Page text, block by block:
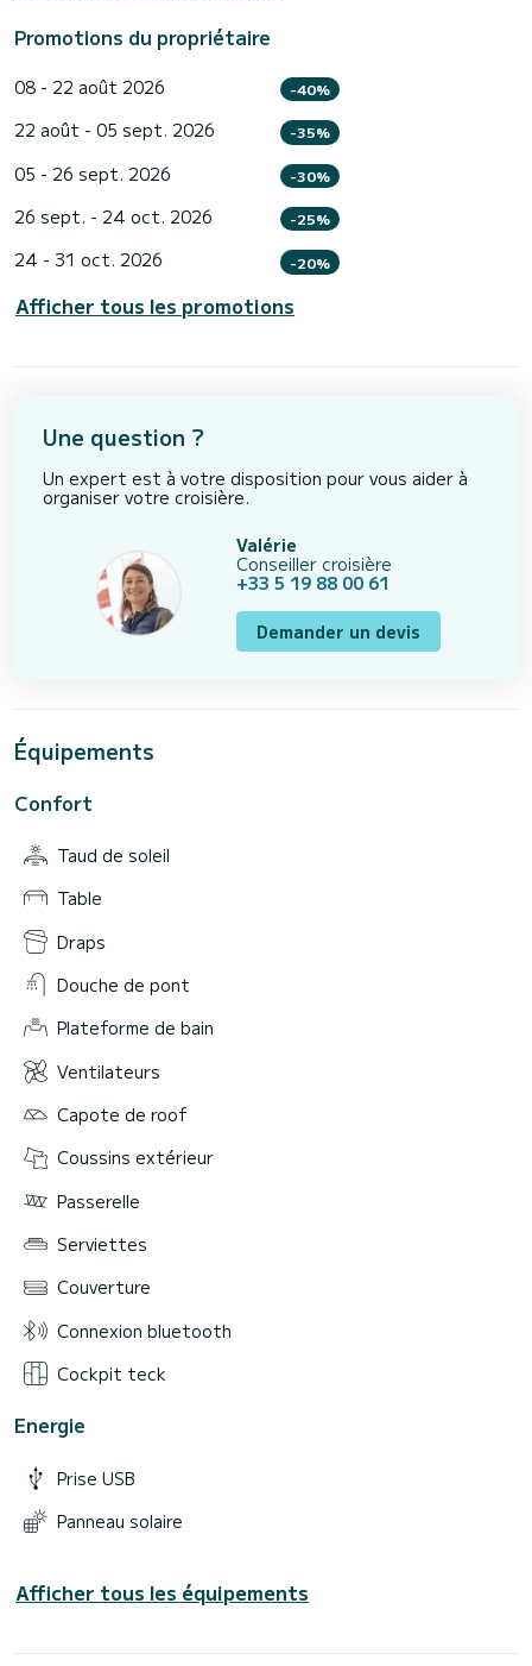
Promotions du propriétaire
08 - 22 août 2026 -40%
22 août - 05 sept. 2026 -35%
05 - 26 sept. 2026 -30%
26 sept. - 24 oct. 2026 -25%
24 - 31 oct. 2026 -20%
Afficher tous les promotions
Une question ?
Un expert est à votre disposition pour vous aider à
organiser votre croisière.
Valérie
Conseiller croisière
+33 5 19 88 00 61
Demander un devis
Équipements
Confort
Taud de soleil
Table
Draps
Douche de pont
Plateforme de bain
Ventilateurs
Capote de roof
Coussins extérieur
Passerelle
Serviettes
Couverture
Connexion bluetooth
Cockpit teck
Energie
Prise USB
Panneau solaire
Afficher tous les équipements